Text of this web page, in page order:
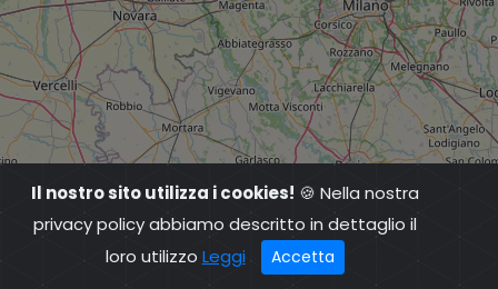
Il nostro sito utilizza i cookies! 🍪 Nella nostra
privacy policy abbiamo descritto in dettaglio il
loro utilizzo Leggi Accetta